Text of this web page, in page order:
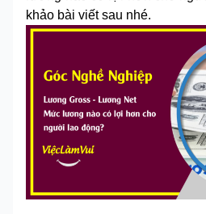
khảo bài viết sau nhé.